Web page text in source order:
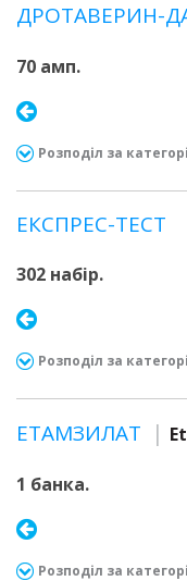
ДРОТАВЕРИН-
70 амп.
Розподіл за
ЕКСПРЕС-ТЕСТ
302 набір.
Розподіл за
ЕТАМЗИЛАТ
1 банка.
Розподіл за